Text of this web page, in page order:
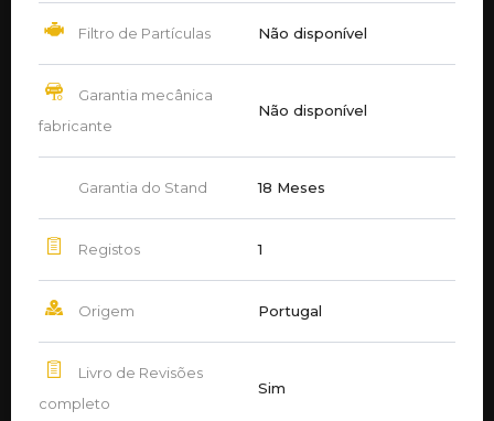
Filtro de Partículas Não disponível
Garantia mecânica
fabricante
Não disponível
Garantia do Stand 18 Meses
Registos 1
Origem Portugal
Livro de Revisões
completo
Sim